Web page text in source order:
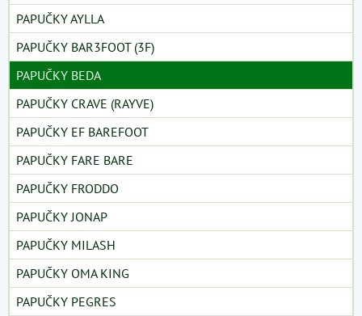
PAPUČKY AYLLA
PAPUČKY BAR3FOOT (3F)
PAPUČKY BEDA
PAPUČKY CRAVE (RAYVE)
PAPUČKY EF BAREFOOT
PAPUČKY FARE BARE
PAPUČKY FRODDO
PAPUČKY JONAP
PAPUČKY MILASH
PAPUČKY OMA KING
PAPUČKY PEGRES